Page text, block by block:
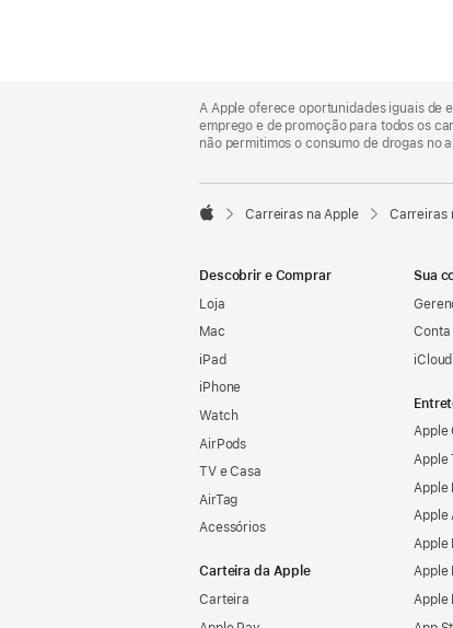
Footer
A Apple oferece oportunidades iguais de
emprego e de promoção para todos os
não permitimos o consumo de drogas no

Carreiras na Apple Carreiras
Descobrir e Comprar
Loja
Mac
iPad
iPhone
Watch
AirPods
TV e Casa
AirTag
Acessórios
Carteira da Apple
Carteira
Sua
Conta
Apple
Apple
Apple
Apple
Apple
Apple
Apple